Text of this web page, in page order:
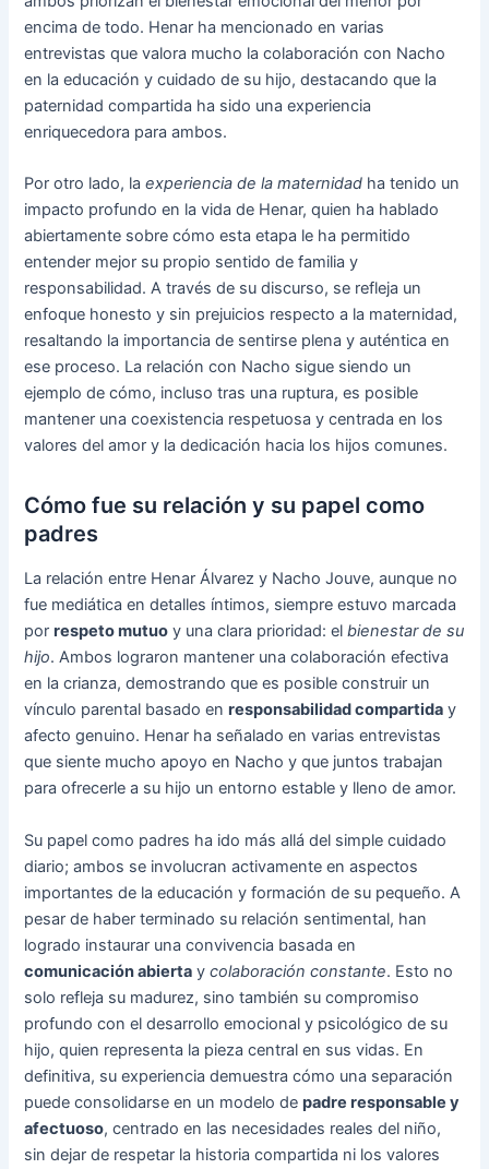
encima de todo. Henar ha mencionado en varias
entrevistas que valora mucho la colaboración con Nacho
en la educación y cuidado de su hijo, destacando que la
paternidad compartida ha sido una experiencia
enriquecedora para ambos.
Por otro lado, laexperiencia de la maternidad ha tenido un
impacto profundo en la vida de Henar, quien ha hablado
abiertamente sobre cómo esta etapa le ha permitido
entender mejor su propio sentido de familia y
responsabilidad. A través de su discurso, se refleja un
enfoque honesto y sin prejuicios respecto a la maternidad,
resaltando la importancia de sentirse plena y auténtica en
ese proceso. La relación con Nacho sigue siendo un
ejemplo de cómo, incluso tras una ruptura, es posible
mantener una coexistencia respetuosa y centrada en los
valores del amor y la dedicación hacia los hijos comunes.
Cómo fue su relación y su papel como
padres
La relación entre Henar Álvarez y Nacho Jouve, aunque no
fue mediática en detalles íntimos, siempre estuvo marcada
porrespeto mutuo y una clara prioridad: elbienestar de su
hijo. Ambos lograron mantener una colaboración efectiva
en la crianza, demostrando que es posible construir un
vínculo parental basado enresponsabilidad compartida y
afecto genuino. Henar ha señalado en varias entrevistas
que siente mucho apoyo en Nacho y que juntos trabajan
para ofrecerle a su hijo un entorno estable y lleno de amor.
Su papel como padres ha ido más allá del simple cuidado
diario; ambos se involucran activamente en aspectos
importantes de la educación y formación de su pequeño. A
pesar de haber terminado su relación sentimental, han
logrado instaurar una convivencia basada en
comunicación abierta ycolaboración constante. Esto no
solo refleja su madurez, sino también su compromiso
profundo con el desarrollo emocional y psicológico de su
hijo, quien representa la pieza central en sus vidas. En
definitiva, su experiencia demuestra cómo una separación
puede consolidarse en un modelo depadre responsable y
afectuoso, centrado en las necesidades reales del niño,
sin dejar de respetar la historia compartida ni los valores